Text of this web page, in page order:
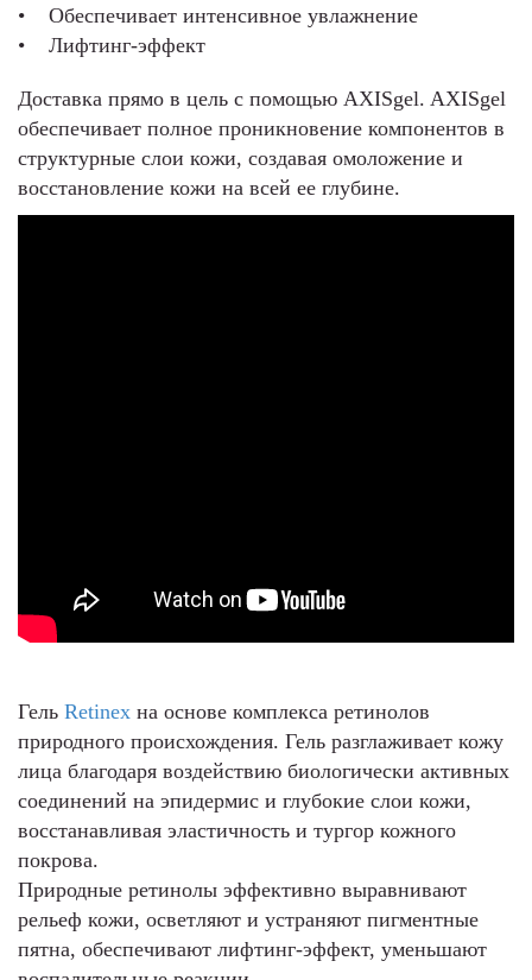
• Обеспечивает интенсивное увлажнение
• Лифтинг-эффект
Доставка прямо в цель с помощью AXISgel. AXISgel
обеспечивает полное проникновение компонентов в
структурные слои кожи, создавая омоложение и
восстановление кожи на всей ее глубине.
Гель Retinex на основе комплекса ретинолов
природного происхождения. Гель разглаживает кожу
лица благодаря воздействию биологически активных
соединений на эпидермис и глубокие слои кожи,
восстанавливая эластичность и тургор кожного
покрова.
Природные ретинолы эффективно выравнивают
рельеф кожи, осветляют и устраняют пигментные
пятна, обеспечивают лифтинг-эффект, уменьшают